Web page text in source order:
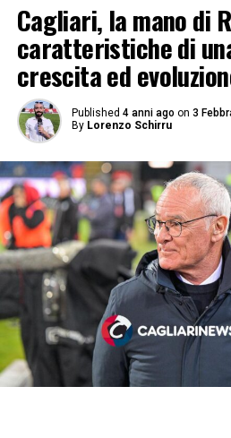
Cagliari, la mano di
caratteristiche di
crescita ed
Published 4 anni ago on 3
By Lorenzo Schirru